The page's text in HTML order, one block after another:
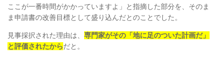
ここが一番時間がかかっていますよ」と指摘した部分を、そのま
ま申請書の改善目標として盛り込んだとのことでした。
見事採択された理由は、 専門家がその「地に足のついた計画だ」
と評価されたからだと。